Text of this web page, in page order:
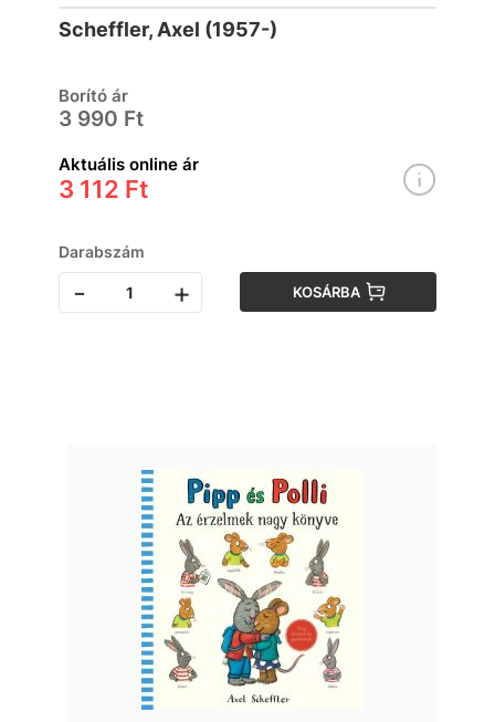
Scheffler, Axel (1957-)
Borító ár
3 990 Ft
Aktuális online ár
3 112 Ft
Darabszám
- + KOSÁRBA